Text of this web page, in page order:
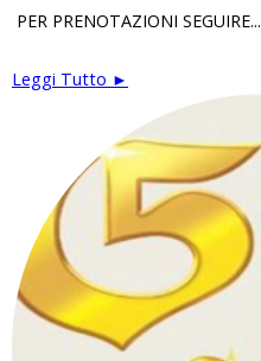
PER PRENOTAZIONI SEGUIRE...
Leggi Tutto ►